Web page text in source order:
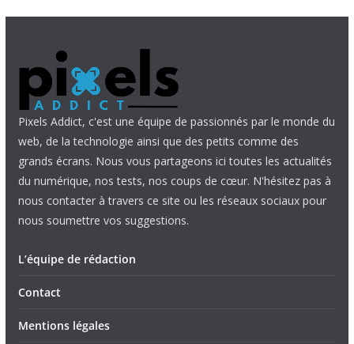
Pixels Addict, c'est une équipe de passionnés par le monde du
web, de la technologie ainsi que des petits comme des
grands écrans. Nous vous partageons ici toutes les actualités
du numérique, nos tests, nos coups de cœur. N'hésitez pas à
nous contacter à travers ce site ou les réseaux sociaux pour
nous soumettre vos suggestions.
L’équipe de rédaction
Contact
Mentions légales